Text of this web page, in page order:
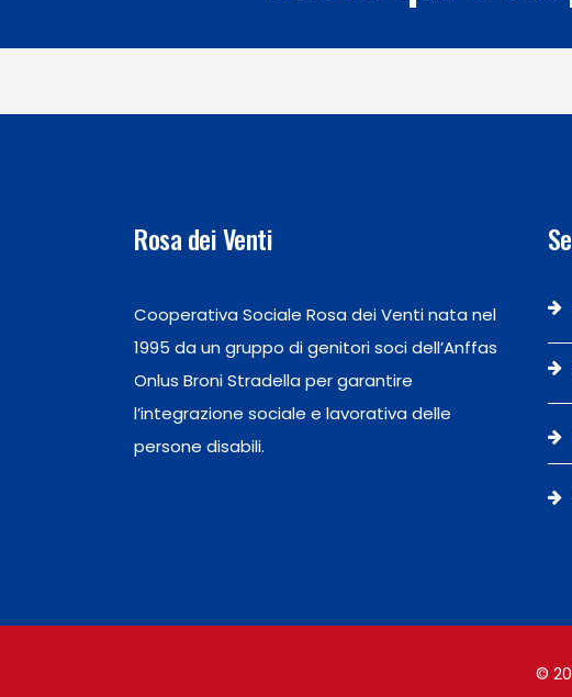
Rosa dei Venti
Cooperativa Sociale Rosa dei Venti nata nel
1995 da un gruppo di genitori soci dell’Anffas
Onlus Broni Stradella per garantire
l’integrazione sociale e lavorativa delle
persone disabili.
©